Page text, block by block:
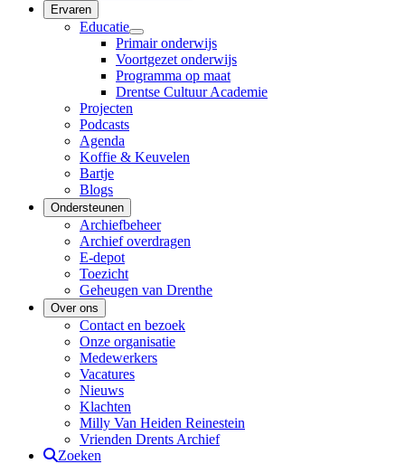
Ervaren
Educatie
Primair onderwijs
Voortgezet onderwijs
Programma op maat
Drentse Cultuur Academie
Projecten
Podcasts
Agenda
Koffie & Keuvelen
Bartje
Blogs
Ondersteunen
Archiefbeheer
Archief overdragen
E-depot
Toezicht
Geheugen van Drenthe
Over ons
Contact en bezoek
Onze organisatie
Medewerkers
Vacatures
Nieuws
Klachten
Milly Van Heiden Reinestein
Vrienden Drents Archief
Zoeken